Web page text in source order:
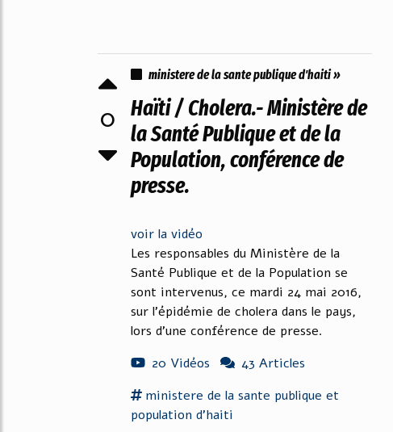
0
ministere de la sante publique d'haiti »
Haïti / Cholera.- Ministère de
la Santé Publique et de la
Population, conférence de
presse.
voir la vidéo
Les responsables du Ministère de la
Santé Publique et de la Population se
sont intervenus, ce mardi 24 mai 2016,
sur l'épidémie de cholera dans le pays,
lors d'une conférence de presse.
20 Vidéos
43 Articles
ministere de la sante publique et
population d'haiti